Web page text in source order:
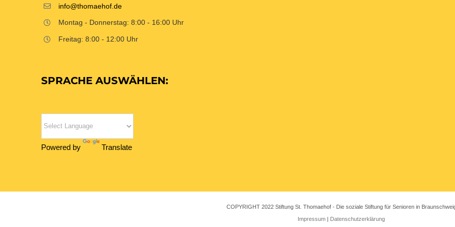
info@thomaehof.de
Montag - Donnerstag: 8:00 - 16:00 Uhr
Freitag: 8:00 - 12:00 Uhr
SPRACHE AUSWÄHLEN:
Powered by Translate
COPYRIGHT 2022 Stiftung St. Thomaehof - Die soziale Stiftung für Senioren in
Impressum | Datenschutzerklärung